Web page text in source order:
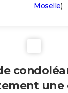
Moselle)
1
une